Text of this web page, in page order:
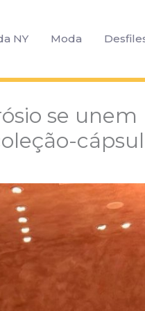
NY Moda
se unem